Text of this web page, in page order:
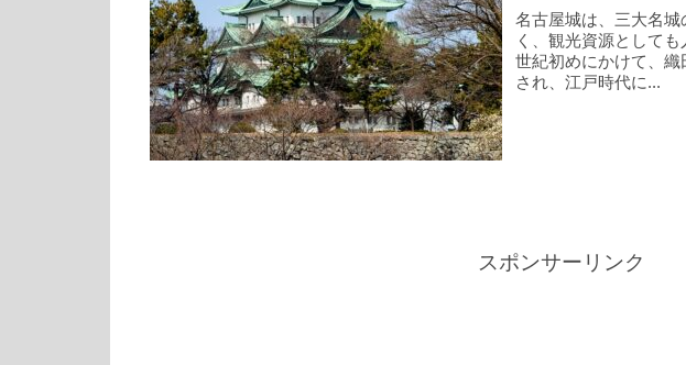
名古屋城は、三大名
く、観光資源として
世紀初めにかけて、
され、江戸時代に...
スポンサーリンク